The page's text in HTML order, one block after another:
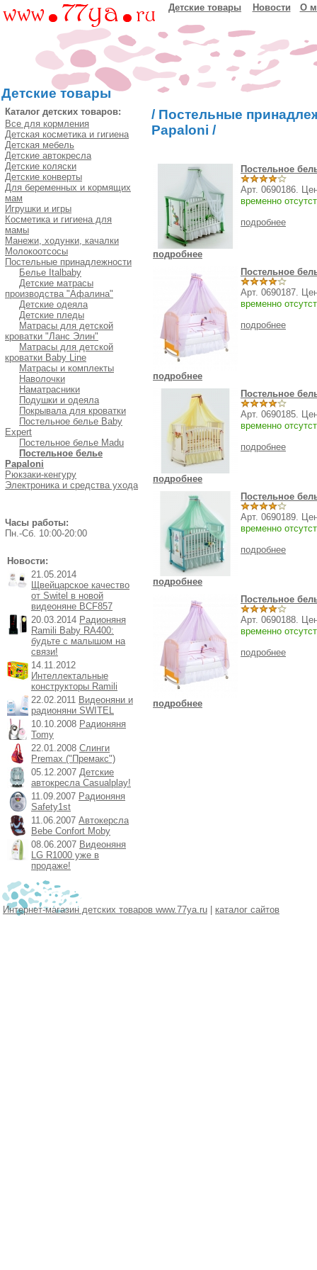
Детские товары
Детские товары Новости О
Каталог детских товаров:
Все для кормления
Детская косметика и гигиена
Детская мебель
Детские автокресла
Детские коляски
Детские конверты
Для беременных и кормящих
мам
Игрушки и игры
Косметика и гигиена для
мамы
Манежи, ходунки, качалки
Молокоотсосы
Постельные принадлежности
Белье Italbaby
Детские матрасы
производства "Афалина"
Детские одеяла
Детские пледы
Матрасы для детской
кроватки "Ланс Элин"
Матрасы для детской
кроватки Baby Line
Матрасы и комплекты
Наволочки
Наматрасники
Подушки и одеяла
Покрывала для кроватки
Постельное белье Baby
Expert
Постельное белье Madu
Постельное белье
Papaloni
Рюкзаки-кенгуру
Электроника и средства ухода
Часы работы:
Пн.-Cб. 10:00-20:00
Новости:
21.05.2014
Щвейцарское качество
от Switel в новой
видеоняне BCF857
20.03.2014 Радионяня
Ramili Baby RA400:
будьте с малышом на
связи!
14.11.2012
Интеллектальные
конструкторы Ramili
22.02.2011 Видеоняни и
радионяни SWITEL
10.10.2008 Радионяня
Tomy
22.01.2008 Слинги
Premax ("Премакс")
05.12.2007 Детские
автокресла Casualplay!
11.09.2007 Радионяня
Safety1st
11.06.2007 Автокерсла
Bebe Confort Moby
08.06.2007 Видеоняня
LG R1000 уже в
продаже!
/ Постельные
Papaloni /
подробнее
Постельное
Арт. 0690186.
временно
подробнее
подробнее
Постельное
Арт. 0690187.
временно
подробнее
подробнее
Постельное
Арт. 0690185.
временно
подробнее
подробнее
Постельное
Арт. 0690189.
временно
подробнее
подробнее
Постельное
Арт. 0690188.
временно
подробнее
Интернет-магазин детских товаров www.77ya.ru каталог сайтов